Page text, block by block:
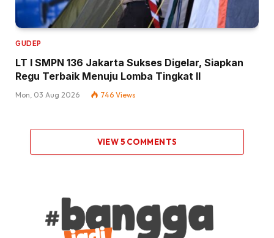
GUDEP
LT I SMPN 136 Jakarta Sukses Digelar, Siapkan
Regu Terbaik Menuju Lomba Tingkat II
Mon, 03 Aug 2026 746 Views
VIEW 5 COMMENTS